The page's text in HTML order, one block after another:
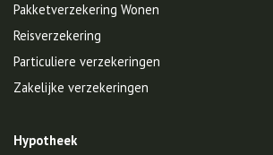
Pakketverzekering Wonen
Reisverzekering
Particuliere verzekeringen
Zakelijke verzekeringen
Hypotheek